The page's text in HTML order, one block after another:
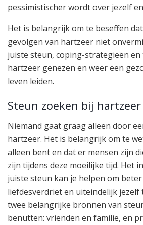
pessimistischer wordt over jezelf
Het is belangrijk om te beseffen
gevolgen van hartzeer niet
juiste steun, coping-strategieën en
hartzeer genezen en weer een
leven leiden.
Steun zoeken bij hartzeer
Niemand gaat graag alleen door
hartzeer. Het is belangrijk om te
alleen bent en dat er mensen zijn
zijn tijdens deze moeilijke tijd. Het
juiste steun kan je helpen om
liefdesverdriet en uiteindelijk jezelf
twee belangrijke bronnen van
benutten: vrienden en familie, en